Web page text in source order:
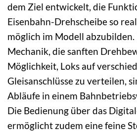
dem Ziel entwickelt, die
Eisenbahn-Drehscheibe so
möglich im Modell abzubilden.
Mechanik, die sanften
Möglichkeit, Loks auf
Gleisanschlüsse zu verteilen,
Abläufe in einem
Die Bedienung über das
ermöglicht zudem eine feine